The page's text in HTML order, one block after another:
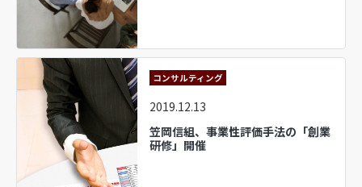
コンサルティング
2019.12.13
笠岡信組、事業性評価手法の「創業
研修」開催